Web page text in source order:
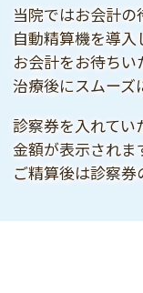
当院ではお会計の
自動精算機を導入
お会計をお待ちい
治療後にスムーズ
診察券を入れてい
金額が表示され
ご精算後は診察